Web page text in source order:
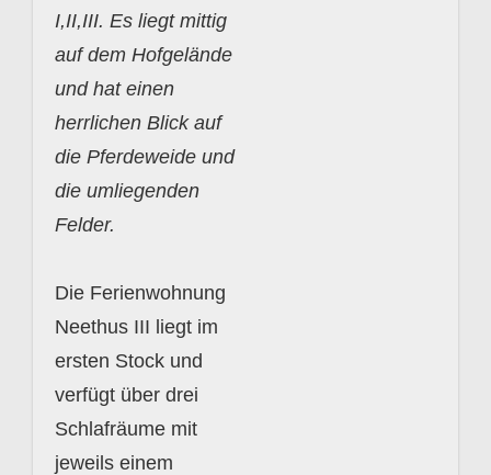
I,II,III. Es liegt mittig
auf dem Hofgelände
und hat einen
herrlichen Blick auf
die Pferdeweide und
die umliegenden
Felder.
Die Ferienwohnung
Neethus III liegt im
ersten Stock und
verfügt über drei
Schlafräume mit
jeweils einem